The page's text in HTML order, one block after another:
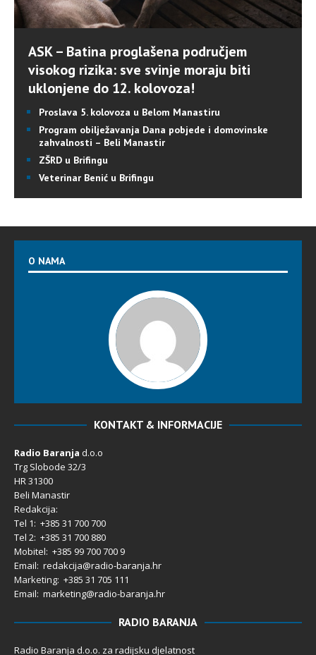
ASK – Batina proglašena područjem
visokog rizika: sve svinje moraju biti
uklonjene do 12. kolovoza!
Proslava 5. kolovoza u Belom Manastiru
Program obilježavanja Dana pobjede i domovinske
zahvalnosti – Beli Manastir
ZŠRD u Brifingu
Veterinar Benić u Brifingu
O NAMA
KONTAKT & INFORMACIJE
Radio Baranja d.o.o
Trg Slobode 32/3
HR 31300
Beli Manastir
Redakcija:
Tel 1: +385 31 700 700
Tel 2: +385 31 700 880
Mobitel: +385 99 700 700 9
Email: redakcija@radio-baranja.hr
Marketing: +385 31 705 111
Email: marketing@radio-baranja.hr
RADIO BARANJA
Radio Baranja d.o.o. za radijsku djelatnost